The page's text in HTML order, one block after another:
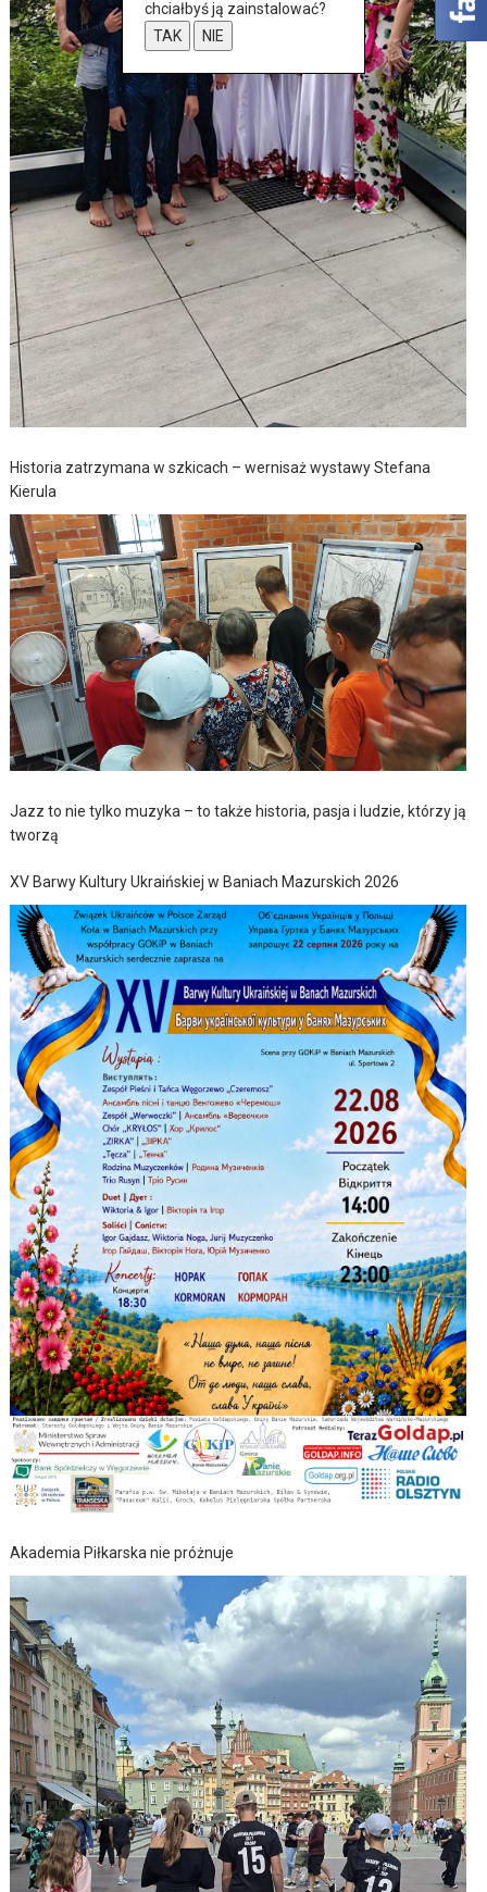
Historia zatrzymana w szkicach – wernisaż wystawy Stefana
Kierula
Jazz to nie tylko muzyka – to także historia, pasja i ludzie, którzy ją
tworzą
XV Barwy Kultury Ukraińskiej w Baniach Mazurskich 2026
Akademia Piłkarska nie próżnuje
chciałbyś ją zainstalować?
TAK
NIE